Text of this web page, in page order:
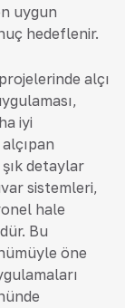
uygun
hedeflenir.
alçı
iyi
detaylar
sistemleri,
hale
Bu
öne